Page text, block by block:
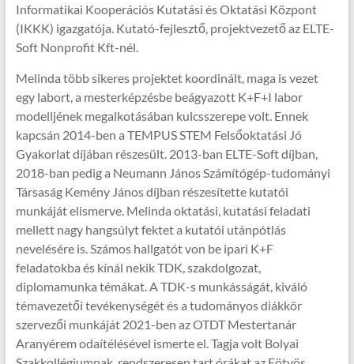
Informatikai Kooperációs Kutatási és Oktatási Központ
(IKKK) igazgatója. Kutató-fejlesztő, projektvezető az ELTE-
Soft Nonprofit Kft-nél.
Melinda több sikeres projektet koordinált, maga is vezet
egy labort, a mesterképzésbe beágyazott K+F+I labor
modelljének megalkotásában kulcsszerepe volt. Ennek
kapcsán 2014-ben a TEMPUS STEM Felsőoktatási Jó
Gyakorlat díjában részesült. 2013-ban ELTE-Soft díjban,
2018-ban pedig a Neumann János Számítógép-tudományi
Társaság Kemény János díjban részesítette kutatói
munkáját elismerve. Melinda oktatási, kutatási feladati
mellett nagy hangsúlyt fektet a kutatói utánpótlás
nevelésére is. Számos hallgatót von be ipari K+F
feladatokba és kínál nekik TDK, szakdolgozat,
diplomamunka témákat. A TDK-s munkásságát, kiváló
témavezetői tevékenységét és a tudományos diákkör
szervezői munkáját 2021-ben az OTDT Mestertanár
Aranyérem odaítélésével ismerte el. Tagja volt Bolyai